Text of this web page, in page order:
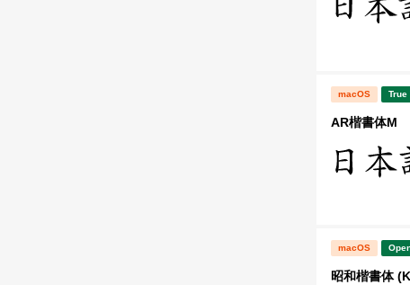
macOS True
AR楷書体M
macOS
昭和楷書体